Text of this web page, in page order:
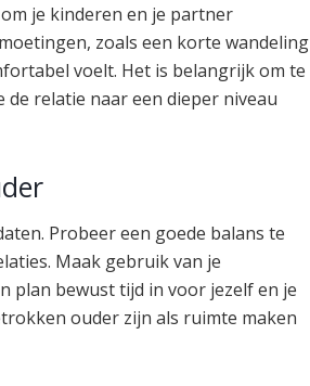
je kinderen en je partner
zoals een korte wandeling
voelt. Het is belangrijk om te
relatie naar een dieper niveau
Probeer een goede balans te
Maak gebruik van je
plan bewust tijd in voor jezelf en je
ouder zijn als ruimte maken